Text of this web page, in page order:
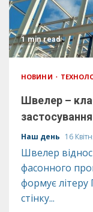
1 min read
НОВИНИ
Швелер –
застосування
Наш день 16
Швелер
фасонного
формує
стінку...